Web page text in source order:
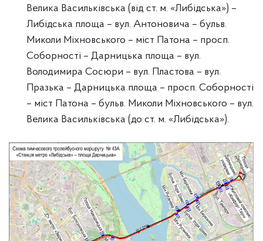
Велика Васильківська (від ст. м. «Либідська») –
Либідська площа – вул. Антоновича – бульв.
Миколи Міхновського – міст Патона – просп.
Соборності – Дарницька площа – вул.
Володимира Сосюри – вул. Пластова – вул.
Празька – Дарницька площа – просп. Соборності
– міст Патона – бульв. Миколи Міхновського – вул.
Велика Васильківська (до ст. м. «Либідська»).